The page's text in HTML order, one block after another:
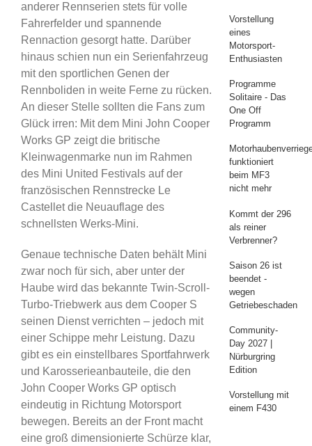
anderer Rennserien stets für volle
Fahrerfelder und spannende
Rennaction gesorgt hatte. Darüber
hinaus schien nun ein Serienfahrzeug
mit den sportlichen Genen der
Rennboliden in weite Ferne zu rücken.
An dieser Stelle sollten die Fans zum
Glück irren: Mit dem Mini John Cooper
Works GP zeigt die britische
Kleinwagenmarke nun im Rahmen
des Mini United Festivals auf der
französischen Rennstrecke Le
Castellet die Neuauflage des
schnellsten Werks-Mini.
Genaue technische Daten behält Mini
zwar noch für sich, aber unter der
Haube wird das bekannte Twin-Scroll-
Turbo-Triebwerk aus dem Cooper S
seinen Dienst verrichten – jedoch mit
einer Schippe mehr Leistung. Dazu
gibt es ein einstellbares Sportfahrwerk
und Karosserieanbauteile, die den
John Cooper Works GP optisch
eindeutig in Richtung Motorsport
bewegen. Bereits an der Front macht
eine groß dimensionierte Schürze klar,
Vorstellung
eines
Motorsport-
Enthusiasten
Programme
Solitaire - Das
One Off
Programm
funktioniert
beim MF3
nicht mehr
Kommt der 296
als reiner
Verbrenner?
Saison 26 ist
beendet -
wegen
Getriebeschaden
Community-
Day 2027 |
Nürburgring
Edition
Vorstellung mit
einem F430